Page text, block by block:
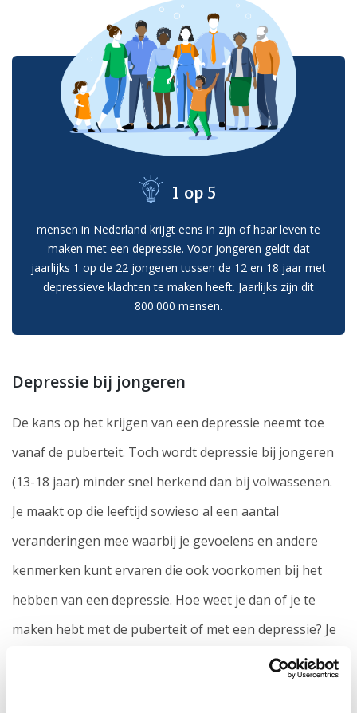
1 op 5
mensen in Nederland krijgt eens in zijn of haar leven te
maken met een depressie. Voor jongeren geldt dat
jaarlijks 1 op de 22 jongeren tussen de 12 en 18 jaar met
depressieve klachten te maken heeft. Jaarlijks zijn dit
800.000 mensen.
Depressie bij jongeren
De kans op het krijgen van een depressie neemt toe
vanaf de puberteit. Toch wordt depressie bij jongeren
(13-18 jaar) minder snel herkend dan bij volwassenen.
Je maakt op die leeftijd sowieso al een aantal
veranderingen mee waarbij je gevoelens en andere
kenmerken kunt ervaren die ook voorkomen bij het
hebben van een depressie. Hoe weet je dan of je te
maken hebt met de puberteit of met een depressie? Je
kunt jezelf enkele vragen stellen: is de somberheid en
lusteloosheid die je voelt al een langere tijd dagelijks